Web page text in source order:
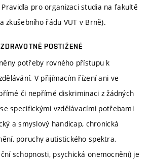
Pravidla pro organizaci studia na fakultě
zkušebního řádu VUT v Brně).
POSTIŽENÉ
potřeby rovného přístupu k
V přijímacím řízení ani ve
či nepřímé diskriminaci z žádných
specifickými vzdělávacími potřebami
a smyslový handicap, chronická
poruchy autistického spektra,
schopnosti, psychická onemocnění) je